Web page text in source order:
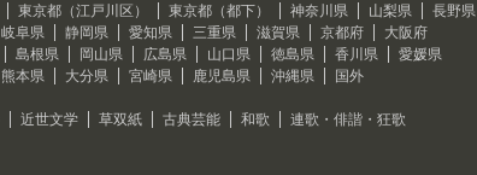
東京都（江戸川区） 東京都（都下） 神奈川県 山梨県
長野県
岐阜県 静岡県 愛知県 三重県 滋賀県 京都府
大阪府
島根県 岡山県 広島県 山口県 徳島県 香川県
愛媛県
熊本県 大分県 宮崎県 鹿児島県 沖縄県
国外
近世文学 草双紙 古典芸能 和歌
連歌・俳諧・狂歌